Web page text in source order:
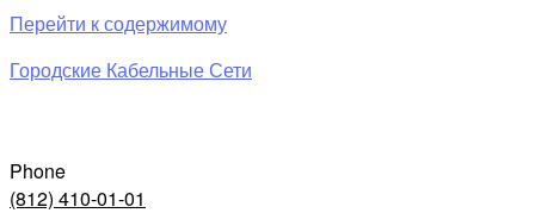
Перейти к содержимому
Городские Кабельные Сети
Phone
(812) 410-01-01